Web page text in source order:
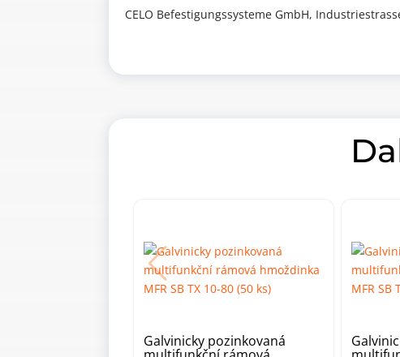
CELO Befestigungssysteme GmbH,
Galvinicky pozinkovaná